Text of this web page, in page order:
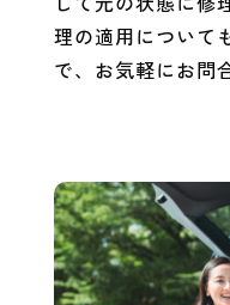
理の適用について
で、お気軽にお問